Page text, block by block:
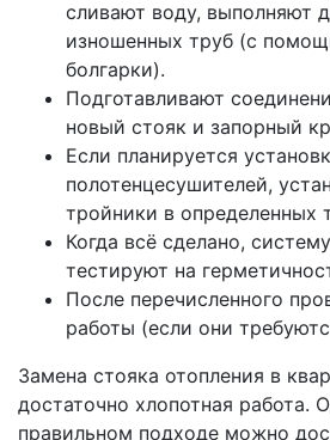
сливают воду, выполняют
изношенных труб (с
болгарки).
Подготавливают
новый стояк и запорный
Если планируется
полотенцесушителей,
тройники в определенных
Когда всё сделано,
тестируют на
После перечисленного
работы (если они
Замена стояка отопления в
достаточно хлопотная работа.
правильном подходе можно